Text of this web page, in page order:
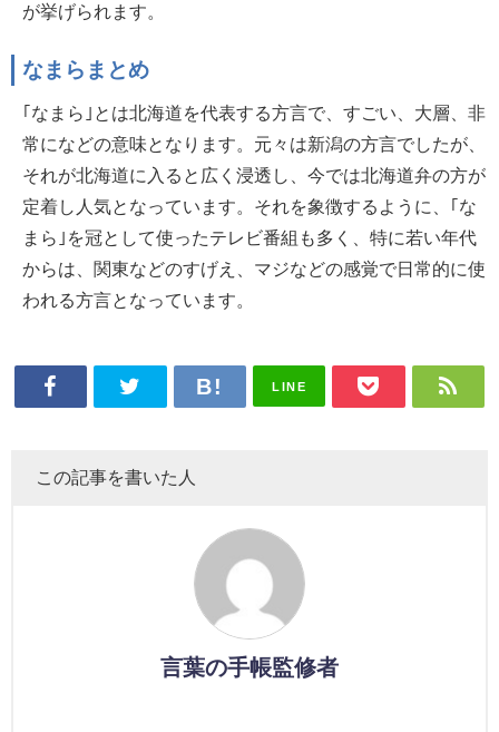
が挙げられます。
なまらまとめ
｢なまら｣とは北海道を代表する方言で、すごい、大層、非
常になどの意味となります。元々は新潟の方言でしたが、
それが北海道に入ると広く浸透し、今では北海道弁の方が
定着し人気となっています。それを象徴するように、｢な
まら｣を冠として使ったテレビ番組も多く、特に若い年代
からは、関東などのすげえ、マジなどの感覚で日常的に使
われる方言となっています。
LINE
この記事を書いた人
言葉の手帳監修者